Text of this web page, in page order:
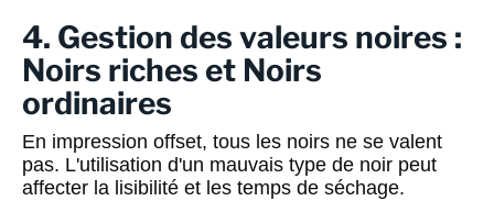
4. Gestion des valeurs noires :
Noirs riches et Noirs
ordinaires
En impression offset, tous les noirs ne se valent
pas. L'utilisation d'un mauvais type de noir peut
affecter la lisibilité et les temps de séchage.